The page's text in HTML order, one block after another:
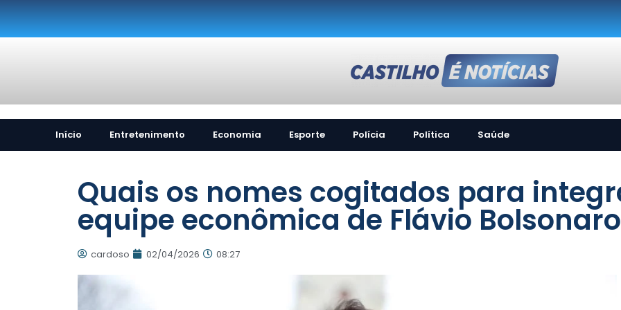
Início Entretenimento Economia Esporte Polícia Política Saúde
Quais os nomes cogitados para
equipe econômica de Flávio Bolsonaro
cardoso 02/04/2026 08:27